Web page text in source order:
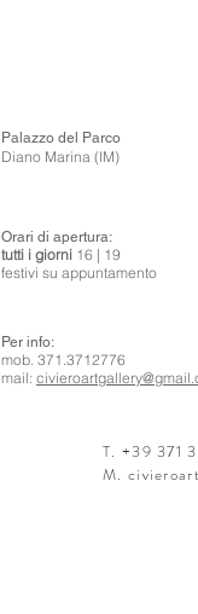
Palazzo del Parco
Diano Marina (IM)
Orari di apertura:
tutti i giorni 16 | 19
festivi su appuntamento
Per info:
mob. 371.3712776
mail:
T. +39 371
M.